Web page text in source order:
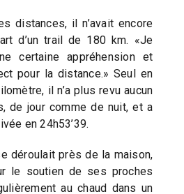
distances, il n’avait encore
d’un trail de 180 km. «Je
certaine appréhension et
pour la distance.» Seul en
il n’a plus revu aucun
de jour comme de nuit, et a
en 24h53’39.
déroulait près de la maison,
le soutien de ses proches
au chaud dans un